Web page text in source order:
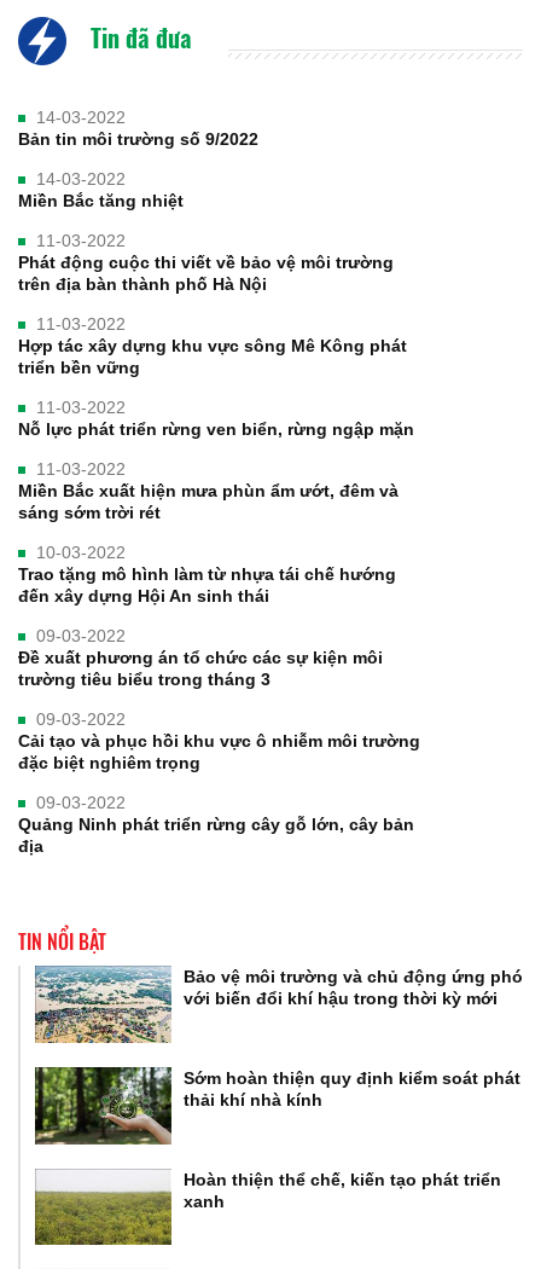
Tin đã đưa
14-03-2022
Bản tin môi trường số 9/2022
14-03-2022
Miền Bắc tăng nhiệt
11-03-2022
Phát động cuộc thi viết về bảo vệ môi trường
trên địa bàn thành phố Hà Nội
11-03-2022
Hợp tác xây dựng khu vực sông Mê Kông phát
triển bền vững
11-03-2022
Nỗ lực phát triển rừng ven biển, rừng ngập mặn
11-03-2022
Miền Bắc xuất hiện mưa phùn ẩm ướt, đêm và
sáng sớm trời rét
10-03-2022
Trao tặng mô hình làm từ nhựa tái chế hướng
đến xây dựng Hội An sinh thái
09-03-2022
Đề xuất phương án tổ chức các sự kiện môi
trường tiêu biểu trong tháng 3
09-03-2022
Cải tạo và phục hồi khu vực ô nhiễm môi trường
đặc biệt nghiêm trọng
09-03-2022
Quảng Ninh phát triển rừng cây gỗ lớn, cây bản
địa
TIN NỔI BẬT
Bảo vệ môi trường và chủ động ứng phó
với biến đổi khí hậu trong thời kỳ mới
Sớm hoàn thiện quy định kiểm soát phát
thải khí nhà kính
Hoàn thiện thể chế, kiến tạo phát triển
xanh